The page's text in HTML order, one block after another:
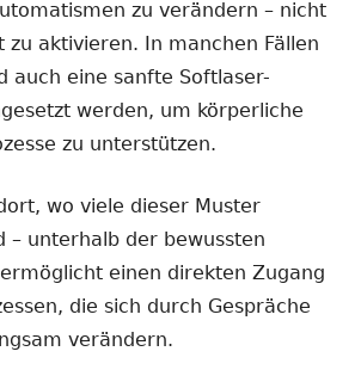
zu verändern – nicht
zu aktivieren. In manchen Fällen
auch eine sanfte Softlaser-
werden, um körperliche
zu unterstützen.
wo viele dieser Muster
– unterhalb der bewussten
einen direkten Zugang
die sich durch Gespräche
verändern.